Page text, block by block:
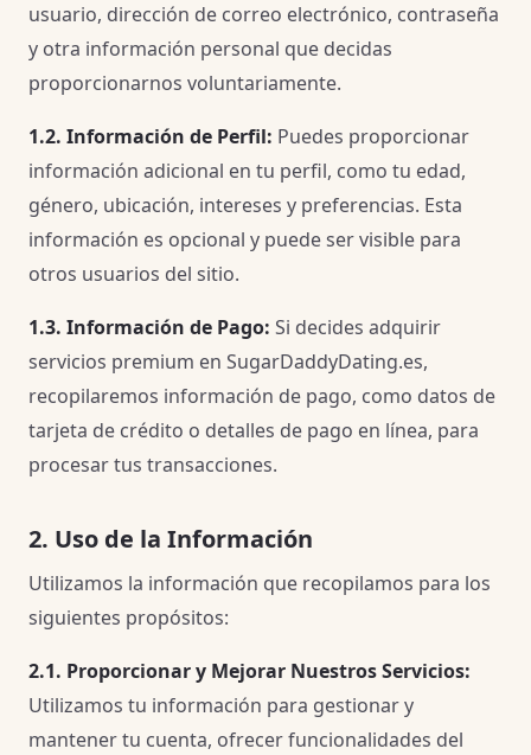
usuario, dirección de correo electrónico, contraseña
y otra información personal que decidas
proporcionarnos voluntariamente.
1.2. Información de Perfil: Puedes proporcionar
información adicional en tu perfil, como tu edad,
género, ubicación, intereses y preferencias. Esta
información es opcional y puede ser visible para
otros usuarios del sitio.
1.3. Información de Pago: Si decides adquirir
servicios premium en SugarDaddyDating.es,
recopilaremos información de pago, como datos de
tarjeta de crédito o detalles de pago en línea, para
procesar tus transacciones.
2. Uso de la Información
Utilizamos la información que recopilamos para los
siguientes propósitos:
2.1. Proporcionar y Mejorar Nuestros Servicios:
Utilizamos tu información para gestionar y
mantener tu cuenta, ofrecer funcionalidades del